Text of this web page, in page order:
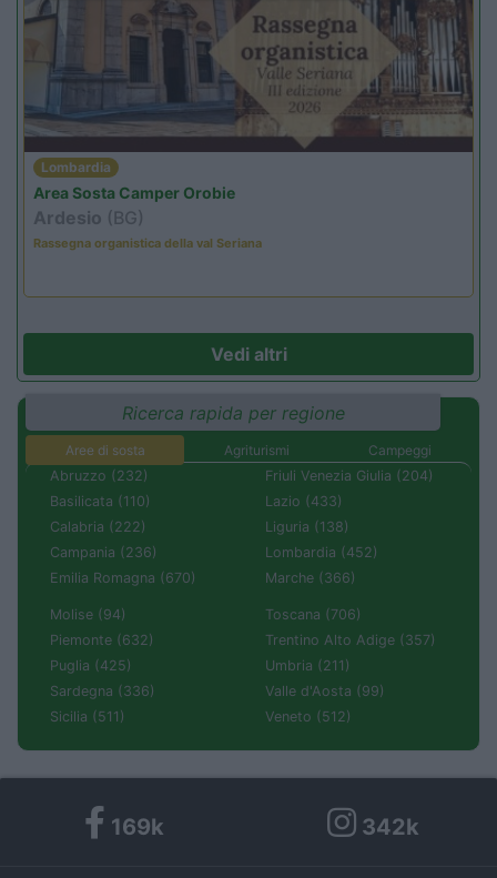
Lombardia
Area Sosta Camper Orobie
Ardesio (BG)
Rassegna organistica della val Seriana
Vedi altri
Ricerca rapida per regione
Aree di sosta Agriturismi
Campeggi
Abruzzo (232)
Basilicata (110)
Calabria (222)
Campania (236)
Emilia Romagna (670)
Friuli Venezia Giulia (204)
Lazio (433)
Liguria (138)
Lombardia (452)
Marche (366)
Molise (94)
Piemonte (632)
Puglia (425)
Sardegna (336)
Sicilia (511)
Toscana (706)
Trentino Alto Adige (357)
Umbria (211)
Valle d'Aosta (99)
Veneto (512)
169k 342k